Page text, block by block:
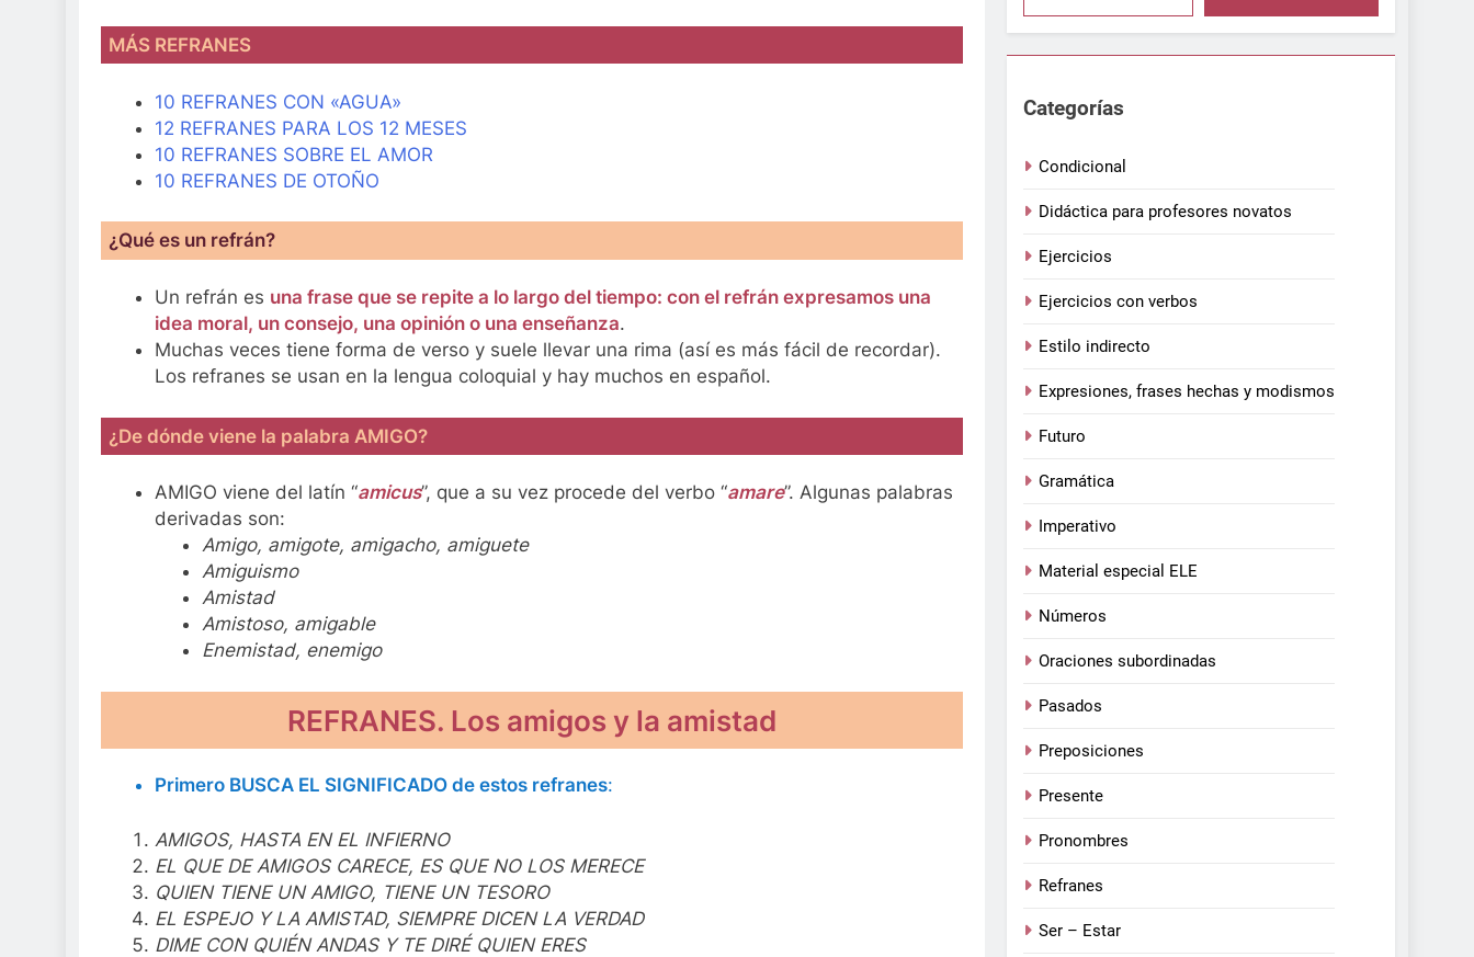
MÁS REFRANES
10 REFRANES CON «AGUA»
12 REFRANES PARA LOS 12 MESES
10 REFRANES SOBRE EL AMOR
10 REFRANES DE OTOÑO
¿Qué es un refrán?
Un refrán es una frase que se repite a lo largo del tiempo: con el refrán expresamos una
idea moral, un consejo, una opinión o una enseñanza.
Muchas veces tiene forma de verso y suele llevar una rima (así es más fácil de recordar).
Los refranes se usan en la lengua coloquial y hay muchos en español.
¿De dónde viene la palabra AMIGO?
AMIGO viene del latín “amicus”, que a su vez procede del verbo “amare”. Algunas palabras
derivadas son:
Amigo, amigote, amigacho, amiguete
Amiguismo
Amistad
Amistoso, amigable
Enemistad, enemigo
REFRANES. Los amigos y la amistad
Primero BUSCA EL SIGNIFICADO de estos refranes:
AMIGOS, HASTA EN EL INFIERNO
EL QUE DE AMIGOS CARECE, ES QUE NO LOS MERECE
QUIEN TIENE UN AMIGO, TIENE UN TESORO
EL ESPEJO Y LA AMISTAD, SIEMPRE DICEN LA VERDAD
DIME CON QUIÉN ANDAS Y TE DIRÉ QUIEN ERES
Categorías
Condicional
Didáctica para profesores novatos
Ejercicios
Ejercicios con verbos
Estilo indirecto
Expresiones, frases hechas y modismos
Futuro
Gramática
Imperativo
Material especial ELE
Números
Oraciones subordinadas
Pasados
Preposiciones
Presente
Pronombres
Refranes
Ser – Estar